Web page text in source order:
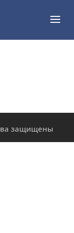
защищены